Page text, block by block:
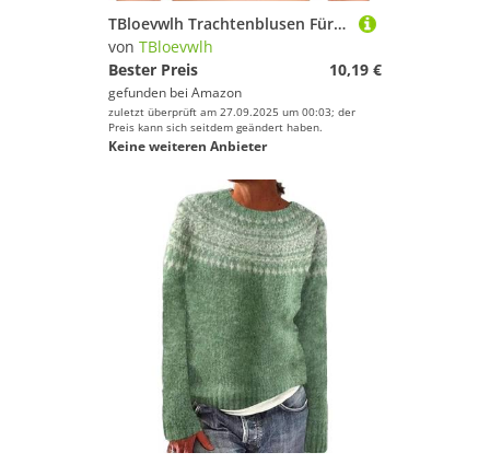
TBloevwlh Trachtenblusen Für Damen Weiss Hosen Frauen Dirndl Damen Dirndlbluse Spitze Trachtenbluse Kurzarm Weiß Bluse Oktoberfest V-Ausschnitt 34-54 Für Tracht Oktoberfest Weiss Xs
von TBloevwlh
Bester Preis
10,19 €
gefunden bei Amazon
zuletzt überprüft am 27.09.2025 um 00:03; der
Preis kann sich seitdem geändert haben.
Keine weiteren Anbieter